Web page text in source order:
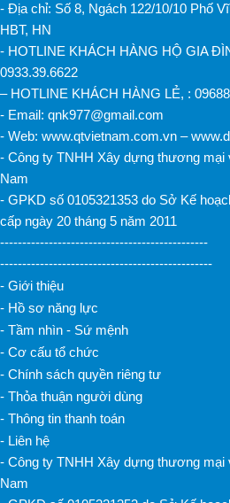
- Địa chỉ: Số 8, Ngách 122/10/10 Phố
HBT, HN
- HOTLINE KHÁCH HÀNG HỘ GIA
0933.39.6622
– HOTLINE KHÁCH HÀNG LẺ, :
- Email: qnk977@gmail.com
- Web: www.qtvietnam.com.vn –
- Công ty TNHH Xây dựng thương mại
Nam
- GPKD số 0105321353 do Sở Kế
cấp ngày 20 tháng 5 năm 2011
-----------------------------------------------
------------------------------------------------
- Giới thiệu
- Hồ sơ năng lực
- Tầm nhìn - Sứ mệnh
- Cơ cấu tổ chức
- Chính sách quyền riêng tư
- Thỏa thuận người dùng
- Thông tin thanh toán
- Liên hệ
- Công ty TNHH Xây dựng thương mại
Nam